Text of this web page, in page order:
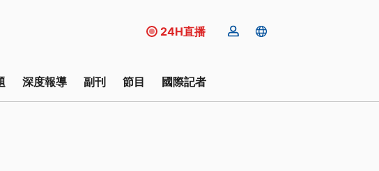
24H直播
深度報導 副刊 節目 國際記者